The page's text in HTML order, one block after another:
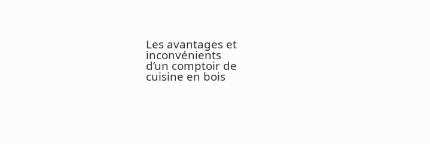
Les avantages et
inconvénients
d’un comptoir de
cuisine en bois